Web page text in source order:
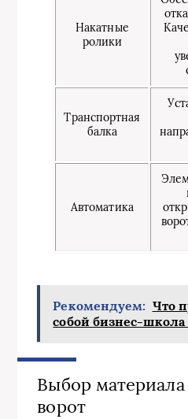
Накатные
ролики
Транспортная
балка
Автоматика
Рекомендуем: Что
собой бизнес-школа
Выбор
ворот